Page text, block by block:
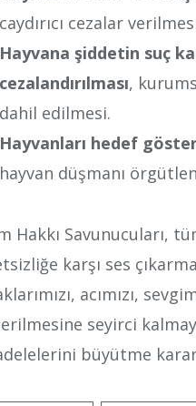
caydırıcı cezalar
Hayvana şiddetin suç
cezalandırılması,
dahil edilmesi.
Hayvanları hedef
hayvan düşmanı
Hakkı Savunucuları,
karşı ses
acımızı,
seyirci
büyütme